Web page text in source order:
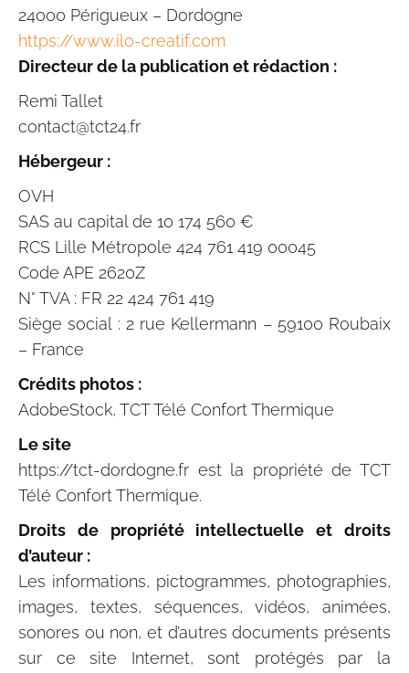
24000 Périgueux – Dordogne
https://www.ilo-creatif.com
Directeur de la publication et rédaction :
Remi Tallet
contact@tct24.fr
Hébergeur :
OVH
SAS au capital de 10 174 560 €
RCS Lille Métropole 424 761 419 00045
Code APE 2620Z
N° TVA : FR 22 424 761 419
Siège social : 2 rue Kellermann – 59100 Roubaix
– France
Crédits photos :
AdobeStock, TCT Télé Confort Thermique
Le site
https://tct-dordogne.fr est la propriété de TCT
Télé Confort Thermique.
Droits de propriété intellectuelle et droits
d’auteur :
Les informations, pictogrammes, photographies,
images, textes, séquences, vidéos, animées,
sonores ou non, et d’autres documents présents
sur ce site Internet, sont protégés par la